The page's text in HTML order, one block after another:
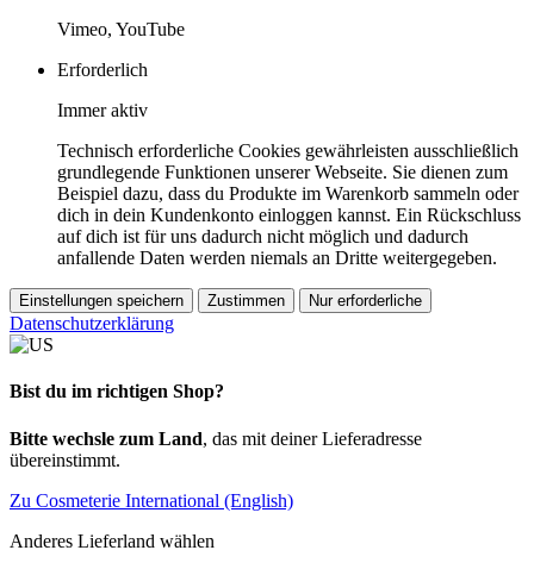
Vimeo, YouTube
Erforderlich
Immer aktiv
Technisch erforderliche Cookies gewährleisten ausschließlich
grundlegende Funktionen unserer Webseite. Sie dienen zum
Beispiel dazu, dass du Produkte im Warenkorb sammeln oder
dich in dein Kundenkonto einloggen kannst. Ein Rückschluss
auf dich ist für uns dadurch nicht möglich und dadurch
anfallende Daten werden niemals an Dritte weitergegeben.
Einstellungen speichern Zustimmen Nur erforderliche
Datenschutzerklärung
Bist du im richtigen Shop?
Bitte wechsle zum Land, das mit deiner Lieferadresse
übereinstimmt.
Zu Cosmeterie International (English)
Anderes Lieferland wählen